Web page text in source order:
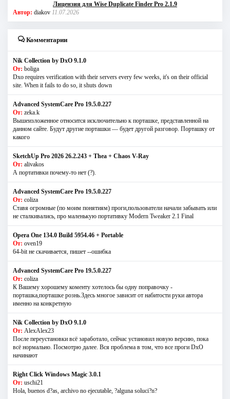
Лицензия для Wise Duplicate Finder Pro 2.1.9
Автор: diakov 11.07.2026
Комментарии
Nik Collection by DxO 9.1.0
От: boliga
Dxo requires verification with their servers every few weeks, it's on their official
site. When it fails to do so, it shuts down
Advanced SystemCare Pro 19.5.0.227
От: zeka.k
Вышеизложенное относится исключительно к порташке, представленной на
данном сайте. Будут другие порташки — будет другой разговор. Порташку от
какого
SketchUp Pro 2026 26.2.243 + Thea + Chaos V-Ray
От: alivakos
А портативки почему-то нет (?).
Advanced SystemCare Pro 19.5.0.227
От: coliza
Ставя огромные (по моим понятиям) проги,пользователи начали забывать или
не сталкивались, про маленькую портативку Modern Tweaker 2.1 Final
Opera One 134.0 Build 5954.46 + Portable
От: oven19
64-bit не скачивается, пишет --ошибка
Advanced SystemCare Pro 19.5.0.227
От: coliza
К Вашему хорошему коменту хотелось бы одну поправочку -
порташка,порташке рознь.Здесь многое зависит от набитости руки автора
именно на конкретную
Nik Collection by DxO 9.1.0
От: AlexAlex23
После переустановки всё заработало, сейчас установил новую версию, пока
всё нормально. Посмотрю далее. Вся проблема в том, что все проги DxO
начинают
Right Click Windows Magic 3.0.1
От: uschi21
Hola, buenos d?as, archivo no ejecutable, ?alguna soluci?n?